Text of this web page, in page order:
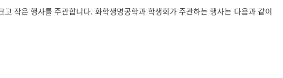
작은 행사를 주관합니다. 화학생명공학과 학생회가 주관하는 행사는 다음과 같이